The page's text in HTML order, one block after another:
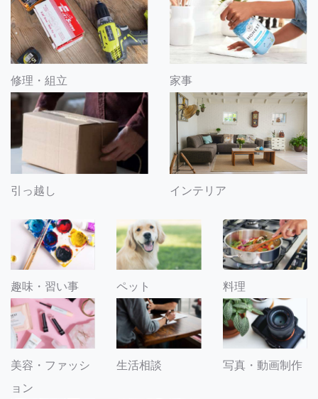
修理・組立 家事
引っ越し インテリア
趣味・習い事 ペット 料理
美容・ファッシ
ョン
生活相談 写真・動画制作